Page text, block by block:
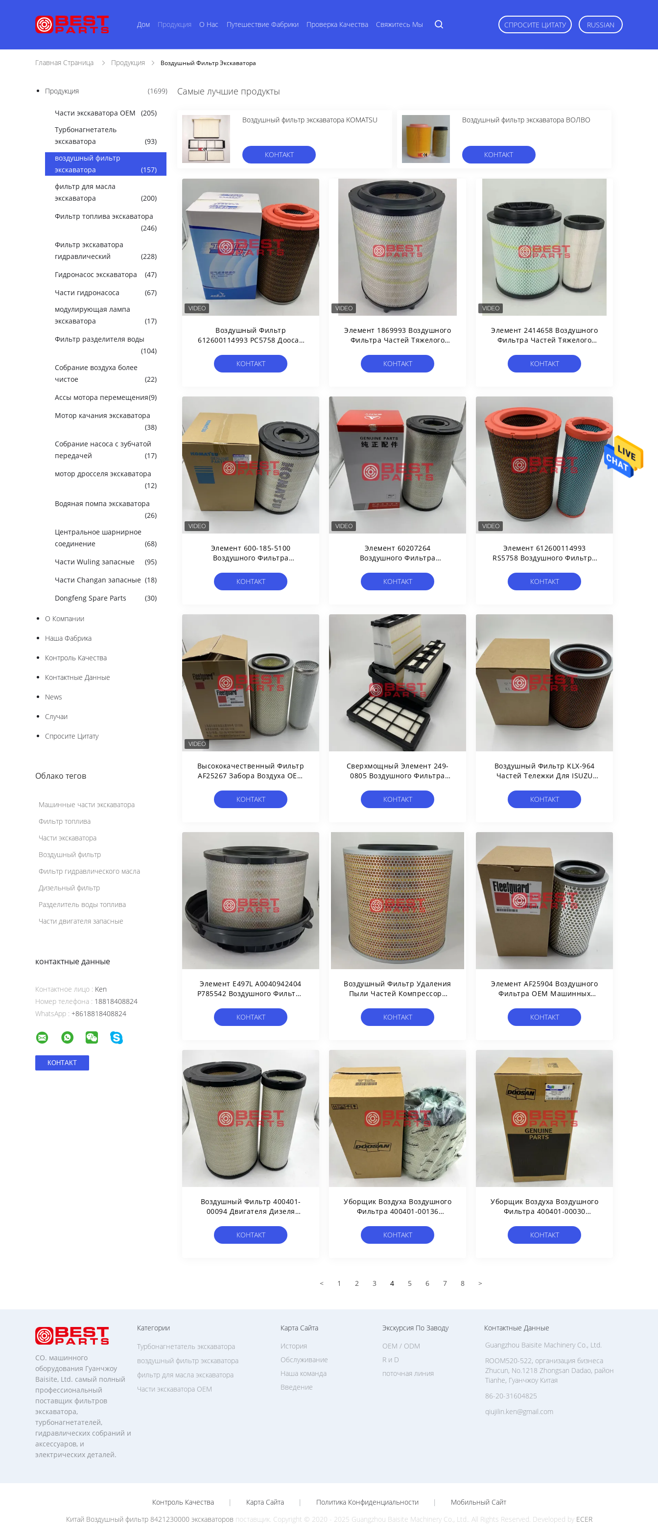
Дом Продукция О Нас Путешествие Фабрики Проверка Качества Свяжитесь Мы СПРОСИТЕ ЦИТАТУ RUSSIAN
Главная Страница Продукция Воздушный Фильтр Экскаватора
Продукция (1699)
Части экскаватора OEM
(205)
Турбонагнетатель
экскаватора
(93)
воздушный фильтр
экскаватора
(157)
фильтр для масла
экскаватора
(200)
Фильтр топлива экскаватора
(246)
Фильтр экскаватора
гидравлический
(228)
Гидронасос экскаватора
(47)
Части гидронасоса
(67)
модулирующая лампа
экскаватора
(17)
Фильтр разделителя воды
(104)
Собрание воздуха более
чистое
(22)
Ассы мотора перемещения(9)
Мотор качания экскаватора
(38)
Собрание насоса с зубчатой
передачей
(17)
мотор дросселя экскаватора
(12)
Водяная помпа экскаватора
(26)
Центральное шарнирное
соединение
(68)
Части Wuling запасные
(95)
Части Changan запасные (18)
Dongfeng Spare Parts
(30)
О Компании
Наша Фабрика
Контроль Качества
Контактные Данные
News
Случаи
Спросите Цитату
Облако тегов
Машинные части экскаватора
Фильтр топлива
Части экскаватора
Воздушный фильтр
Фильтр гидравлического масла
Дизельный фильтр
Разделитель воды топлива
Части двигателя запасные
контактные данные
Контактное лицо : Ken
Номер телефона : 18818408824
WhatsApp : +8618818408824
Самые лучшие продукты
Воздушный фильтр экскаватора KOMATSU
КОНТАКТ
Воздушный фильтр экскаватора ВОЛВО
КОНТАКТ
Воздушный Фильтр
612600114993 РС5758 Доосан
Для Затяжелителя Лонгкинг
Люгонг СГМА
КОНТАКТ
Элемент 1869993 Воздушного
Фильтра Частей Тяжелого
Техники Для Тележки Stania
КОНТАКТ
Элемент 2414658 Воздушного
Фильтра Частей Тяжелого
Техники Для Тележки Scania
КОНТАКТ
Элемент 600-185-5100
Воздушного Фильтра
Экскаватора Строительной
Техники Для KOMATSU
КОНТАКТ
Элемент 60207264
Воздушного Фильтра
Экскаватора 60207265
P537877 Для Экскаватора
КОНТАКТ
Элемент 612600114993
RS5758 Воздушного Фильтра
Для Затяжелителя Longking
Liugong XGMA
КОНТАКТ
Высококачественный Фильтр
AF25267 Забора Воздуха OEM
Для Тележки Fleetguard
КОНТАКТ
Сверхмощный Элемент 249-
0805 Воздушного Фильтра
2829529 2829531 Для
Тележки Scania
КОНТАКТ
Воздушный Фильтр KLX-964
Частей Тележки Для ISUZU
КОНТАКТ
Элемент E497L A0040942404
P785542 Воздушного Фильтра
Экскаватора Для
Сверхмощной Тележки
КОНТАКТ
Воздушный Фильтр Удаления
Пыли Частей Компрессора
641980 Для Компрессора
Воздуха Kaeser
КОНТАКТ
Элемент AF25904 Воздушного
Фильтра OEM Машинных
ES22D5
КОНТАКТ
Воздушный Фильтр 400401-
00094 Двигателя Дизеля
Для Doosan RS4638
C321700/2
КОНТАКТ
Уборщик Воздуха Воздушного
Фильтра 400401-00136
Двигателя Дизеля
Машинного Оборудования
КОНТАКТ
Уборщик Воздуха Воздушного
Фильтра 400401-00030
Двигателя Дизеля
Машинного Оборудования
КОНТАКТ
< 1 2 3 4 5 6 7 8 >
CO. машинного
оборудования Гуанчжоу
Baisite, Ltd. самый полный
профессиональный
поставщик фильтров
экскаватора,
турбонагнетателей,
гидравлических собраний и
аксессуаров, и
электрических деталей.
Категории
Части экскаватора OEM
Турбонагнетатель экскаватора
воздушный фильтр экскаватора
фильтр для масла экскаватора
Карта Сайта
Введение
История
Обслуживание
Наша команда
Экскурсия По Заводу
поточная линия
OEM / ODM
R и D
Контактные Данные
Guangzhou Baisite Machinery Co., Ltd.
ROOM520-522, организация бизнеса
Zhucun, No.1218 Zhongsan Dadao, район
Tianhe, Гуанчжоу Китая
86-20-31604825
qiujilin.ken@gmail.com
Контроль Качества | Карта Сайта | Политика Конфиденциальности |
Мобильный Сайт
Китай Воздушный фильтр 8421230000 экскаваторов поставщик. Copyright © 2020 - 2025 Guangzhou Baisite Machinery Co., Ltd.. All Rights Reserved. Developed by ECER